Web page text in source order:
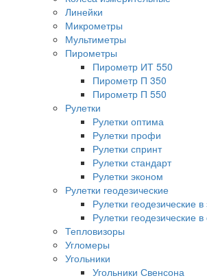
Линейки
Микрометры
Мультиметры
Пирометры
Пирометр ИТ 550
Пирометр П 350
Пирометр П 550
Рулетки
Рулетки оптима
Рулетки профи
Рулетки спринт
Рулетки стандарт
Рулетки эконом
Рулетки геодезические
Рулетки геодезические
Рулетки геодезические
Тепловизоры
Угломеры
Угольники
Угольники Свенсона